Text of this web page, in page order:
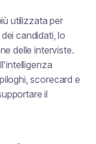
utilizzata per
candidati, lo
delle interviste.
scorecard e
il